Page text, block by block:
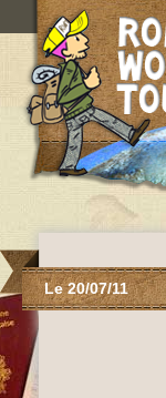
Le 20/07/11